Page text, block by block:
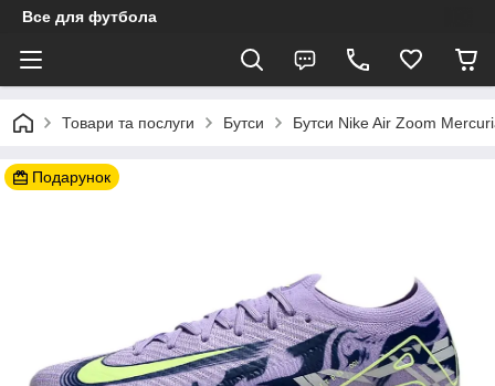
Все для футбола
Товари та послуги Бутси Бутси Nike Air Zoom
Подарунок